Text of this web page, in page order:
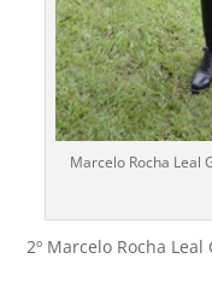
Marcelo Rocha Leal
2º Marcelo Rocha Leal